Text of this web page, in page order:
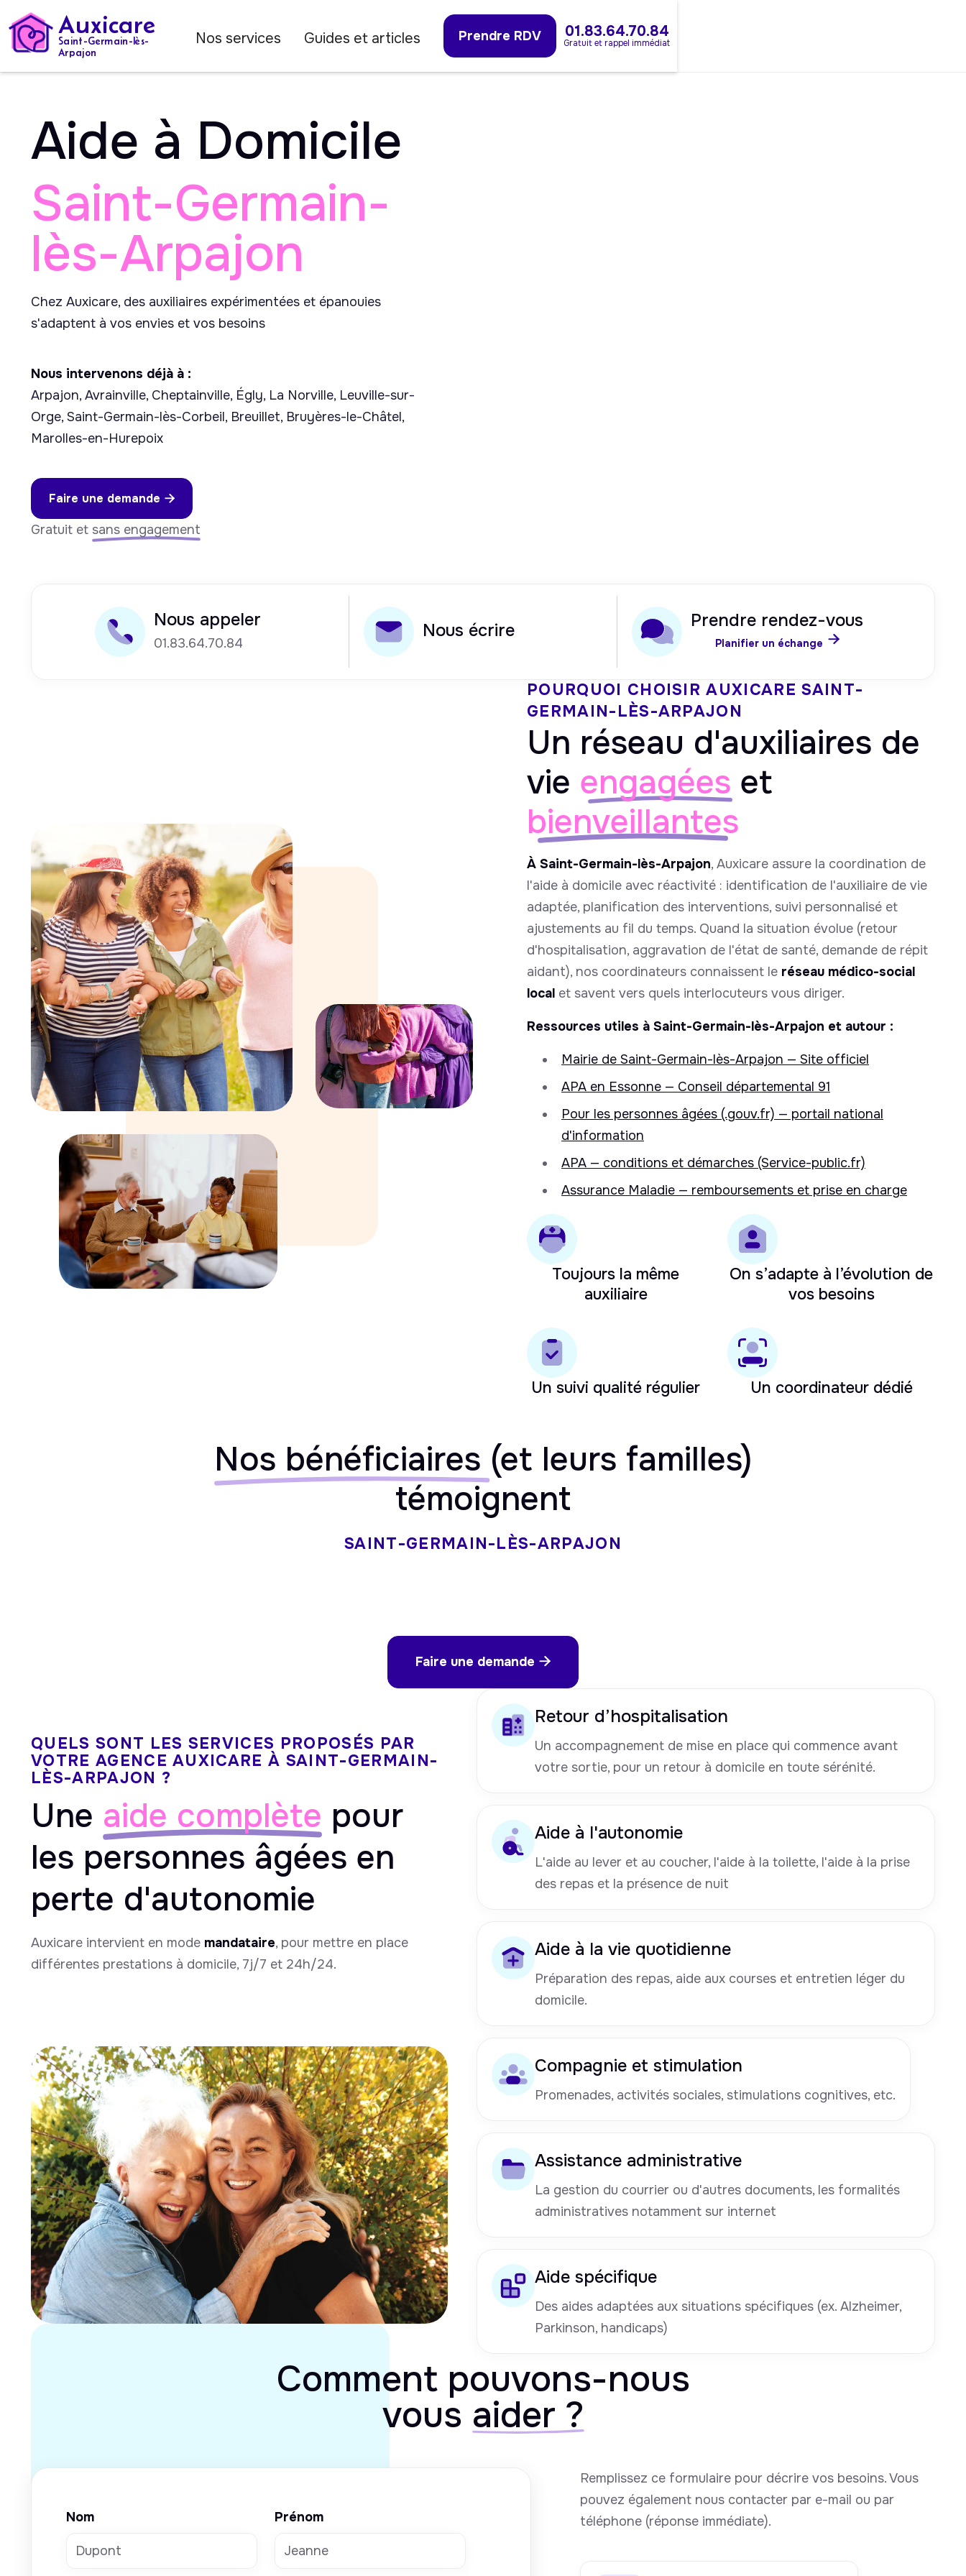
Auxicare
Saint-Germain-lès-
Arpajon
Nos services Guides et articles Prendre RDV 01.83.64.70.84
Gratuit et rappel immédiat
Aide à Domicile
Saint-Germain-
lès-Arpajon
Chez Auxicare, des auxiliaires expérimentées et épanouies
s'adaptent à vos envies et vos besoins
Nous intervenons déjà à :
Arpajon, Avrainville, Cheptainville, Égly, La Norville, Leuville-sur-
Orge, Saint-Germain-lès-Corbeil, Breuillet, Bruyères-le-Châtel,
Marolles-en-Hurepoix
Faire une demande 
Gratuit et sans engagement
Nous appeler
01.83.64.70.84
Nous écrire Prendre rendez-vous
Planifier un échange 
POURQUOI CHOISIR AUXICARESAINT-
GERMAIN-LÈS-ARPAJON
Un réseau d'auxiliaires de
vie engagées et
bienveillantes
À Saint-Germain-lès-Arpajon, Auxicare assure la coordination de
l'aide à domicile avec réactivité : identification de l'auxiliaire de vie
adaptée, planification des interventions, suivi personnalisé et
ajustements au fil du temps. Quand la situation évolue (retour
d'hospitalisation, aggravation de l'état de santé, demande de répit
aidant), nos coordinateurs connaissent le réseau médico-social
local et savent vers quels interlocuteurs vous diriger.
Ressources utiles à Saint-Germain-lès-Arpajon et autour :
Mairie de Saint-Germain-lès-Arpajon — Site officiel
APA en Essonne — Conseil départemental 91
Pour les personnes âgées (.gouv.fr) — portail national
d'information
APA — conditions et démarches (Service-public.fr)
Assurance Maladie — remboursements et prise en charge
Toujours la même
auxiliaire
On s’adapte à l’évolution de
vos besoins
Un suivi qualité régulier Un coordinateur dédié
Nos bénéficiaires (et leurs familles)
témoignent
SAINT-GERMAIN-LÈS-ARPAJON
Faire une demande 
QUELS SONT LES SERVICES PROPOSÉS PAR
VOTRE AGENCE AUXICARE À SAINT-GERMAIN-
LÈS-ARPAJON ?
Une aide complète pour
les personnes âgées en
perte d'autonomie
Auxicare intervient en mode mandataire, pour mettre en place
différentes prestations à domicile, 7j/7 et 24h/24.
Retour d’hospitalisation
Un accompagnement de mise en place qui commence avant
votre sortie, pour un retour à domicile en toute sérénité.
Aide à l'autonomie
L'aide au lever et au coucher, l'aide à la toilette, l'aide à la prise
des repas et la présence de nuit
Aide à la vie quotidienne
Préparation des repas, aide aux courses et entretien léger du
domicile.
Compagnie et stimulation
Promenades, activités sociales, stimulations cognitives, etc.
Assistance administrative
La gestion du courrier ou d'autres documents, les formalités
administratives notamment sur internet
Aide spécifique
Des aides adaptées aux situations spécifiques (ex. Alzheimer,
Parkinson, handicaps)
Comment pouvons-nous
vous aider ?
Nom Prénom
Remplissez ce formulaire pour décrire vos besoins. Vous
pouvez également nous contacter par e-mail ou par
téléphone (réponse immédiate).